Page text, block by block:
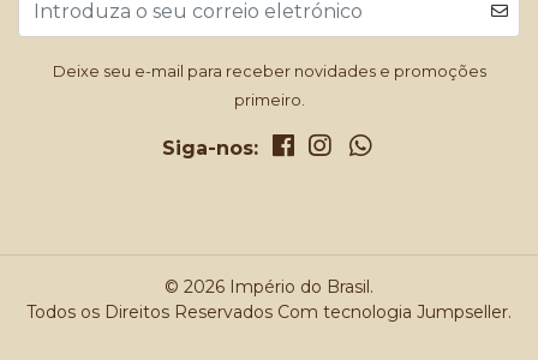
Deixe seu e-mail para receber novidades e promoções
primeiro.
Siga-nos:
© 2026 Império do Brasil.
Todos os Direitos Reservados Com tecnologia Jumpseller.